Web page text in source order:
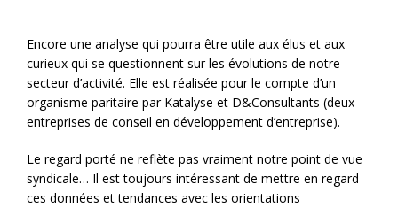
Encore une analyse qui pourra être utile aux élus et aux
curieux qui se questionnent sur les évolutions de notre
secteur d’activité. Elle est réalisée pour le compte d’un
organisme paritaire par Katalyse et D&Consultants (deux
entreprises de conseil en développement d’entreprise).
Le regard porté ne reflète pas vraiment notre point de vue
syndicale… Il est toujours intéressant de mettre en regard
ces données et tendances avec les orientations